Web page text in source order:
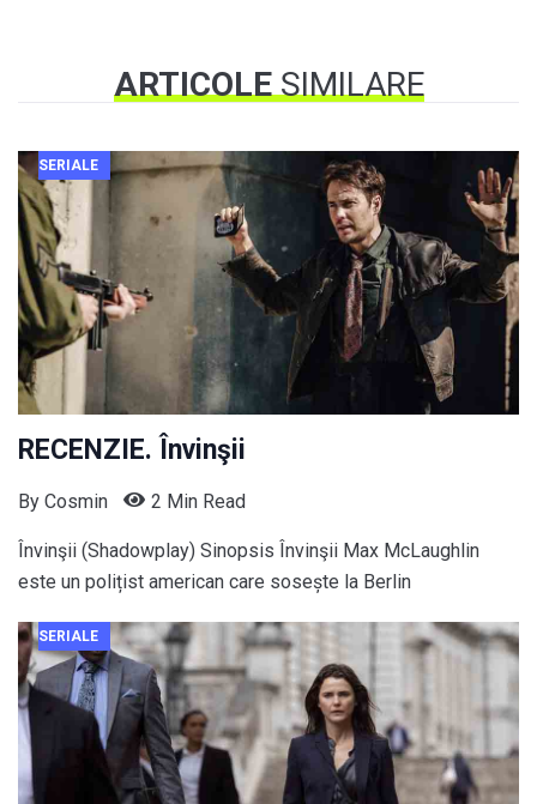
ARTICOLESIMILARE
SERIALE
RECENZIE. Învinşii
By Cosmin 2 Min Read
Învinşii (Shadowplay) Sinopsis Învinşii Max McLaughlin
este un polițist american care sosește la Berlin
SERIALE